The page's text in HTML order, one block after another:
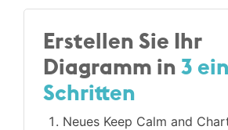
Erstellen Sie Ihr
Diagramm in3
Schritten
Neues Keep Calm and